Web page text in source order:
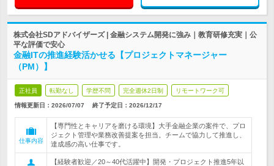
株式会社SDアドバイザーズ | 金融システム開発に強み｜教育研修充実｜公
平な評価で安心
金融ITの推進経験活かせる【プロジェクトマネージャー
（PM）】
正社員 転勤なし 学歴不問 完全週休2日制 リモートワーク可
情報更新日：2026/07/07 終了予定日： 2026/12/17
仕事内容
【専門性とキャリアを磨ける環境】大手金融企業の案件で、プロ
ジェクト管理や業務改善提案を担当。チームで協力して推進し、
達成感の高い仕事です。
【経験者歓迎／20～40代活躍中】開発・プロジェクト推進5年以